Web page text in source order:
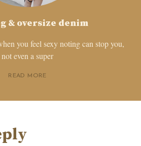
& oversize denim
you feel sexy noting can stop you,
not even a super
READ MORE